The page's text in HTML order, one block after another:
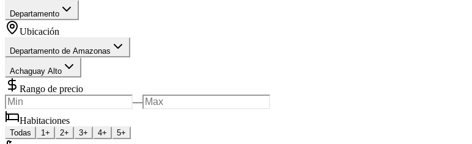
Departamento
Ubicación
Departamento de Amazonas
Achaguay Alto
Rango de precio
—
Habitaciones
Todas 1+ 2+ 3+ 4+ 5+